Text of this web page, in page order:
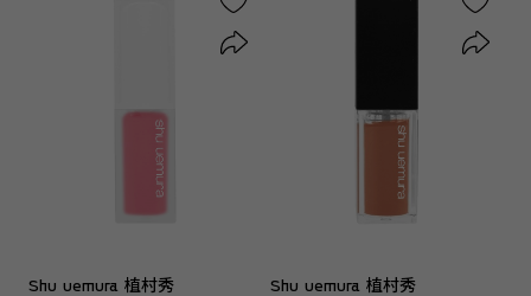
Shu uemura 植村秀 Shu uemura 植村秀